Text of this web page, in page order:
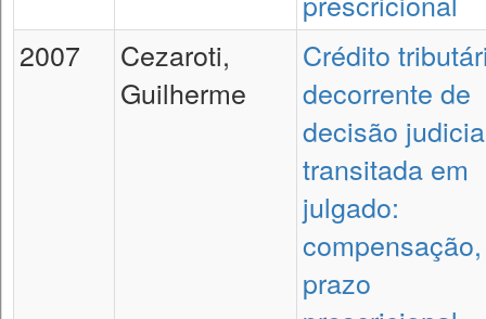
2007
Cezaroti,
Guilherme
Crédito
decorrente de
decisão
transitada em
julgado:
compensação,
prazo